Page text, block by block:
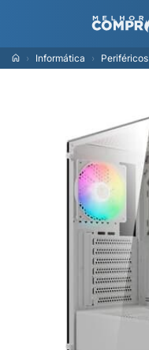
Informática Periféricos